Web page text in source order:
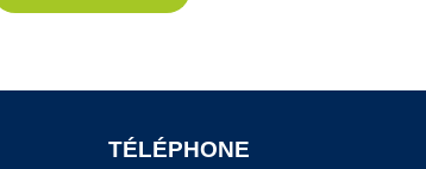
TÉLÉPHONE